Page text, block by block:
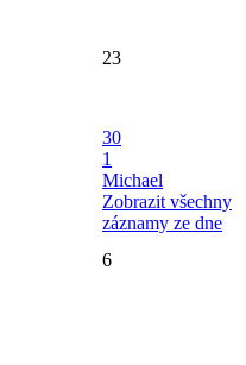
23
30
1
Michael
Zobrazit všechny
záznamy ze dne
6